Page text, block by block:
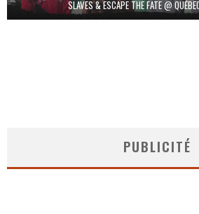
SLAVES & ESCAPE THE FATE @
PUBLICITÉ